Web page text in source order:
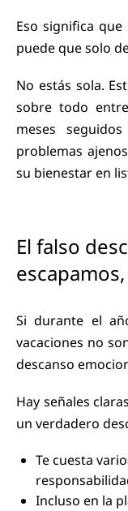
Eso significa
puede que solo
No estás sola.
sobre todo
meses
problemas
su bienestar en
El falso
Si durante el
vacaciones no
descanso
Hay señales
un verdadero
Te cuesta
Incluso en la